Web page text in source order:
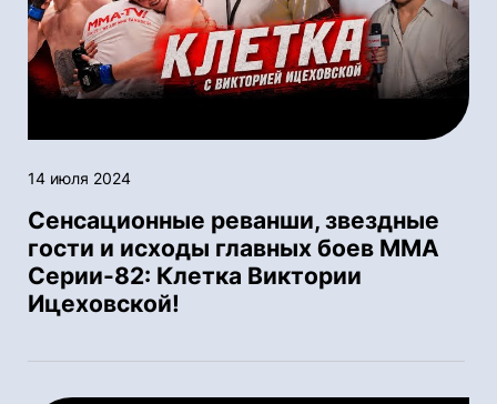
14 июля 2024
Сенсационные реванши, звездные
гости и исходы главных боев ММА
Серии-82: Клетка Виктории
Ицеховской!